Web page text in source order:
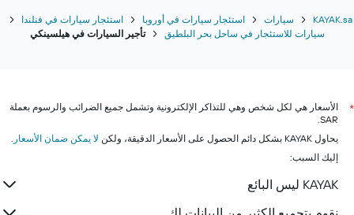
KAYAK.sa سيارات استئجار سيارات في أوروبا
استئجار سيارات في فنلندا
سيارات للاستئجار في ساحل بحر البلطيق
تأجير السيارات في هيلسينكي
*
الأسعار هي لكل شخص وهي للتذاكر الإلكترونية وتشمل جميع الضرائب والرسوم بعملة
SAR.
يحاول KAYAK بشكل دائم الحصول على الأسعار الدقيقة، ولكن
لا يمكن ضمان الأسعار
إليك السبب:
KAYAK ليس البائع